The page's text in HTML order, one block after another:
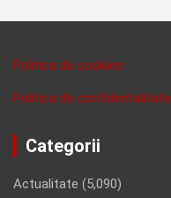
Politica de cookies
Politica de confidentalitate
Categorii
Actualitate (5,090)